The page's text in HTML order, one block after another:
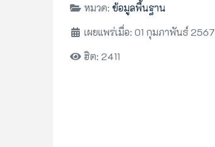
หมวด: ข้อมูลพื้นฐาน
เผยแพร่เมื่อ: 01 กุมภาพันธ์ 2567
ฮิต: 2411